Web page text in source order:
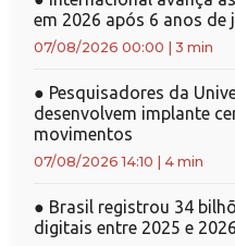
em 2026 após 6 anos de
07/08/2026 00:00 3 min
● Pesquisadores da
desenvolvem implante
movimentos
07/08/2026 14:10 4 min
● Brasil registrou 34
digitais entre 2025 e 2026